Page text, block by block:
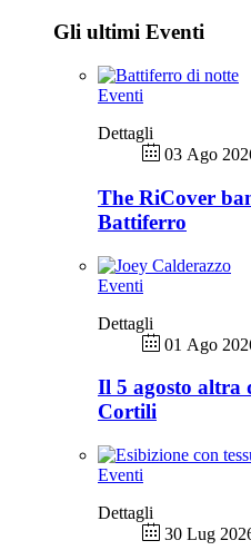
Gli ultimi Eventi
Eventi
Dettagli
03 Ago
The RiCover
Battiferro
Eventi
Dettagli
01 Ago
Il 5 agosto altra
Cortili
Eventi
Dettagli
30 Lug